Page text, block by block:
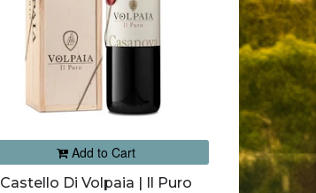
Add to Cart
Castello Di Volpaia | Il Puro